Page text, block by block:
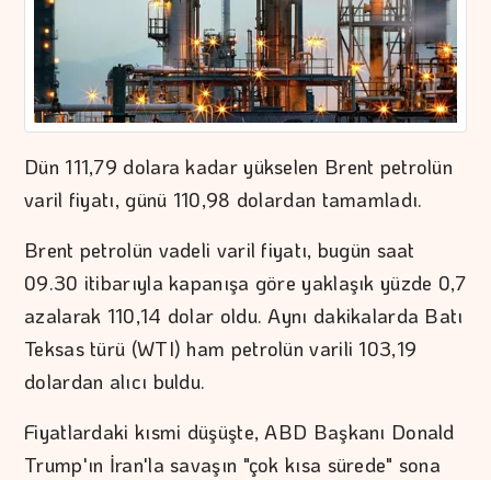
Dün 111,79 dolara kadar yükselen Brent petrolün
varil fiyatı, günü 110,98 dolardan tamamladı.
Brent petrolün vadeli varil fiyatı, bugün saat
09.30 itibarıyla kapanışa göre yaklaşık yüzde 0,7
azalarak 110,14 dolar oldu. Aynı dakikalarda Batı
Teksas türü (WTI) ham petrolün varili 103,19
dolardan alıcı buldu.
Fiyatlardaki kısmi düşüşte, ABD Başkanı Donald
Trump'ın İran'la savaşın "çok kısa sürede" sona